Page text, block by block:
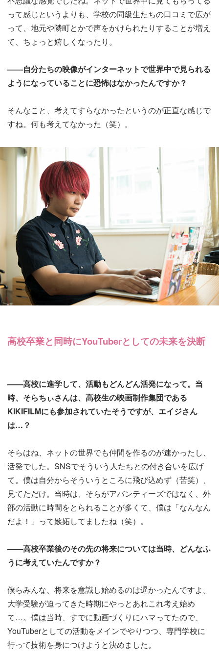
って感じというよりも、学校の同級生たちの口コミで広が
って、地元や隣町とかで声をかけられたりすることが増え
て、ちょっと嬉しくなったり。
――自分たちの映像がインターネットで世界中で見られる
ようになっていることに恐怖はなかったんですか？
そんなこと、考えてすらなかったというのが正直な感じで
すね。何も考えてなかった（笑）。
高校卒業と同時にYouTuberとしての未来を決断
――高校に進学して、活動もどんどん活発になって。当
時、そらちぃさんは、高校生の映画制作集団である
KIKIFILMにも参加されていたそうですが、エイジさん
は…？
そらはね、ネットの世界でも仲間を作るのが速かったし、
活発でした。SNSでそういう人たちとの付き合いを広げ
て。僕は自分からそういうところに飛び込めず（苦笑）、
見てただけ。当時は、そらがアバンティーズではなく、外
部の活動に時間をとられることが多くて、僕は「なんなん
だよ！」って嫉妬してましたね（笑）。
――高校卒業後のその先の将来については当時、どんなふ
うに考えていたんですか？
僕らみんな、将来を意識し始めるのは遅かったんですよ。
大学受験が迫ってきた時期にやっとあれこれ考え始め
て…。僕は当時、すでに動画づくりにハマってたので、
YouTuberとしての活動をメインでやりつつ、専門学校に
行って技術を身につけようと決めました。